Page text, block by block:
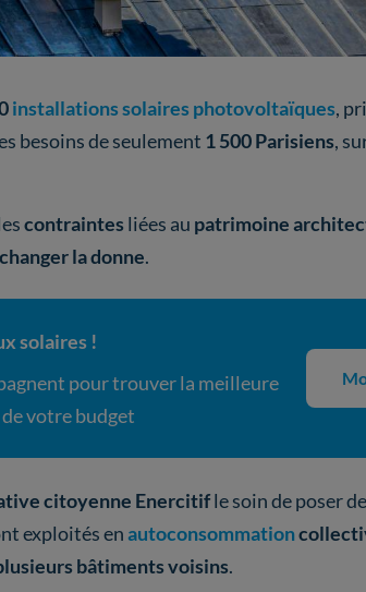
installations solaires photovoltaïques,
besoins de seulement 1 500 Parisiens,
contraintes liées au patrimoine
changer la donne.
solaires !
pour trouver la meilleure
votre budget
citoyenne Enercitifle soin de poser
exploités enautoconsommation
bâtiments voisins.